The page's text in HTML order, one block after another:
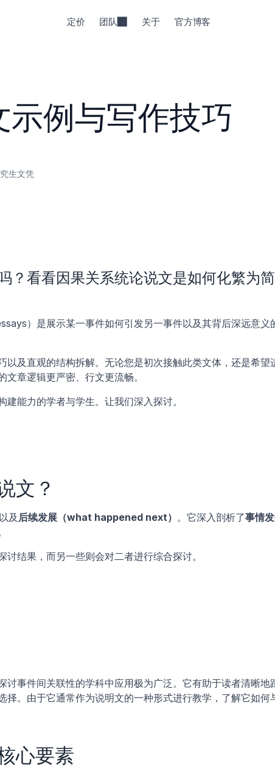
定价 团队 关于 官方博客
示例与写作技巧
生文凭
？看看因果关系统论说文是如何化繁为简
）是展示某一事件如何引发另一事件以及其背后深远意义
以及直观的结构拆解。无论您是初次接触此类文体，还是希望
章逻辑更严密、行文更流畅。
能力的学者与学生。让我们深入探讨。
文？
以及 后续发展（what happened next） 。它深入剖析了事情
结果，而另一些则会对二者进行综合探讨。
讨事件间关联性的学科中应用极为广泛。它有助于读者清晰地
择。由于它通常作为说明文的一种形式进行教学，了解它如何
心要素